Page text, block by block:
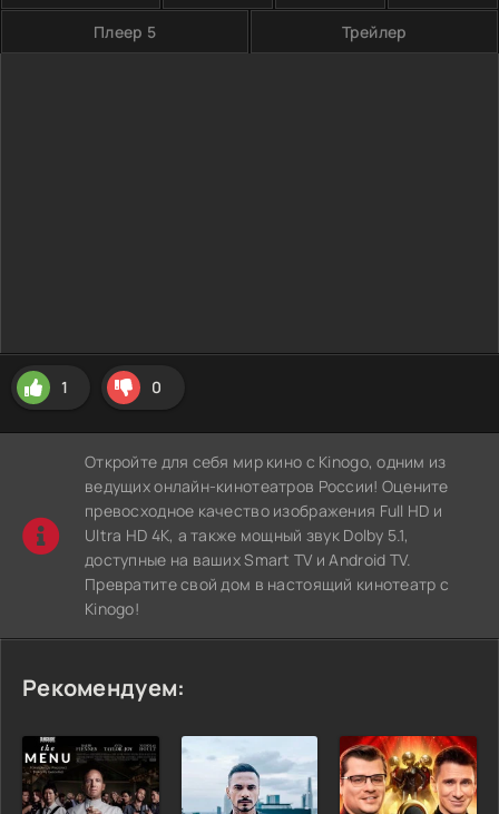
Плеер 5 Трейлер
1 0
Откройте для себя мир кино с Kinogo, одним из
ведущих онлайн-кинотеатров России! Оцените
превосходное качество изображения Full HD и
Ultra HD 4K, а также мощный звук Dolby 5.1,
доступные на ваших Smart TV и Android TV.
Превратите свой дом в настоящий кинотеатр с
Kinogo!
Рекомендуем: